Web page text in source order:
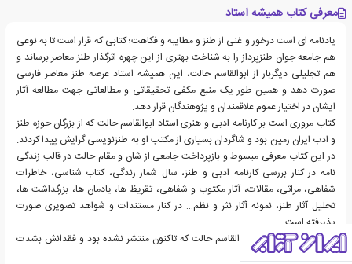
معرفی کتاب همیشه استاد
یادنامه ای است درخور و غنی از طنز و مطایبه و فکاهت؛ کتابی که قرار است تا به نوعی
هم جامعه جوان طنزپرداز را به شناخت بهتری از این چهره اثرگذار طنز معاصر برساند و
هم تجلیلی دیگربار از ابوالقاسم حالت، این همیشه استاد عرصه طنز معاصر فارسی
صورت دهد و همین طور یک منبع مکفی تحقیقاتی و مطالعاتی جهت مطالعه آثار
ایشان در اختیار عموم علاقمندان و پژوهندگان قرار دهد.
کتاب مروری است بر کارنامه ادبی و هنری استاد ابوالقاسم حالت که از بزرگان حوزه طنز
و ادب ایران زمین بود و شاگردان بسیاری از مکتب او به طنزنویسی گرایش پیدا کردند.
در این کتاب معرفی مبسوط و بازپرداخت جامعی از شان و مقام حالت در قالب زندگی
نامه در کنار بررسی کارنامه ادبی و طنز، سال شمار زندگی، کتاب شناسی، خاطرات
شفاهی، مراثی، مقالات، آثار مکتوب و شفاهی، تقریظ ها، یادمان ها، بزرگداشت ها،
تحلیل آثار طنز، نمونه آثار نثر و نظم… در کنار مستندات و شواهد تصویری صورت
پذیرفته است.
مرجعی جامع درباره ی ابوالقاسم حالت که تاکنون منتشر نشده بود و فقدانش بشدت
حس می شد...